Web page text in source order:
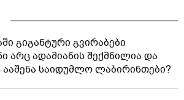
გიგანტური გვირაბები
არც ადამიანის შექმნილია და
ააშენა საიდუმლო ლაბირინთები?